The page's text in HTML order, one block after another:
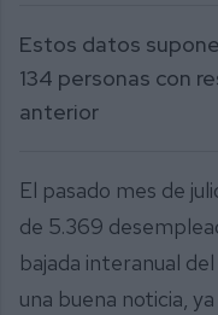
Estos datos
134 personas con
anterior
El pasado mes de
de 5.369
bajada interanual
una buena noticia,